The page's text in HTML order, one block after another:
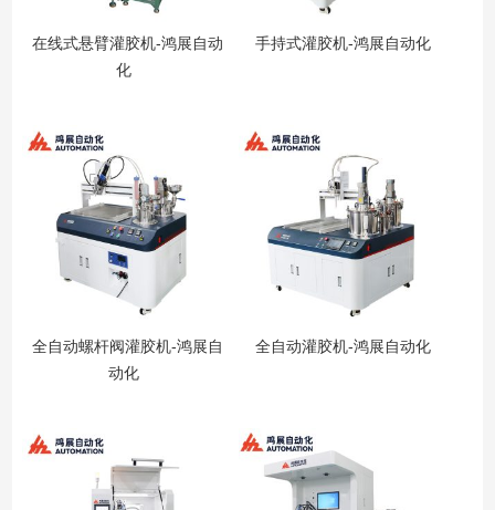
在线式悬臂灌胶机-鸿展自动
化
手持式灌胶机-鸿展自动化
全自动螺杆阀灌胶机-鸿展自
动化
全自动灌胶机-鸿展自动化